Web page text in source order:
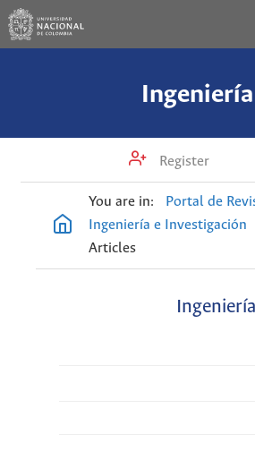
Register
You are in: Portal de
Ingeniería e Investigación
Articles